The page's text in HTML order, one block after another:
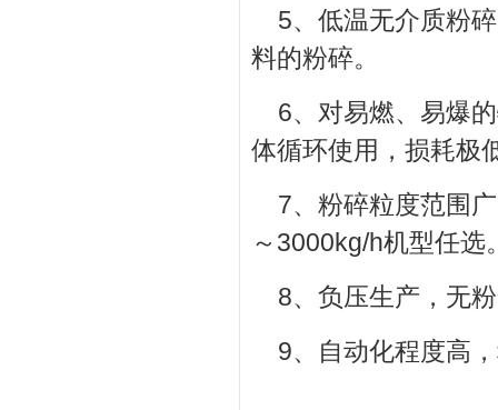
5、低温无介质粉
料的粉碎。
6、对易燃、易爆
体循环使用，损耗极
7、粉碎粒度范围
～3000kg/h机型任选
8、负压生产，无
9、自动化程度高